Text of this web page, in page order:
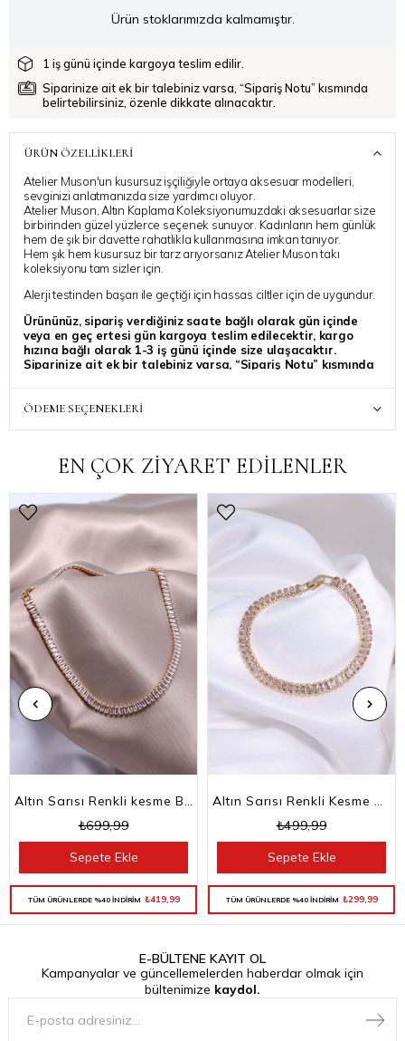
Ürün stoklarımızda kalmamıştır.
1 iş günü içinde kargoya teslim edilir.
Siparinize ait ek bir talebiniz varsa, “Sipariş Notu” kısmında
belirtebilirsiniz, özenle dikkate alınacaktır.
ÜRÜN ÖZELLIKLERI
Atelier Muson'un kusursuz işçiliğiyle ortaya aksesuar modelleri,
sevginizi anlatmanızda size yardımcı oluyor.
Atelier Muson, Altın Kaplama Koleksiyonumuzdaki aksesuarlar size
birbirinden güzel yüzlerce seçenek sunuyor. Kadınların hem günlük
hem de şık bir davette rahatlıkla kullanmasına imkan tanıyor.
Hem şık hem kusursuz bir tarz arıyorsanız Atelier Muson takı
koleksiyonu tam sizler için.
Alerji testinden başarı ile geçtiği için hassas ciltler için de uygundur.
Ürününüz, sipariş verdiğiniz saate bağlı olarak gün içinde
veya en geç ertesi gün kargoya teslim edilecektir, kargo
hızına bağlı olarak 1-3 iş günü içinde size ulaşacaktır.
Siparinize ait ek bir talebiniz varsa, “Sipariş Notu” kısmında
ÖDEME SEÇENEKLERI
EN ÇOK ZİYARET EDİLENLER
Altın Sarısı Renkli kesme Baget Taşlı Su Yolu Choker Kolye
₺699,99
Sepete Ekle
TÜM ÜRÜNLERDE %40 İNDİRİM ₺419,99
Altın Sarısı Renkli Kesme Baget Taşlı Su Yolu Bileklik
₺499,99
Sepete Ekle
TÜM ÜRÜNLERDE %40 İNDİRİM ₺299,99
E-BÜLTENE KAYIT OL
Kampanyalar ve güncellemelerden haberdar olmak için
bültenimize kaydol.